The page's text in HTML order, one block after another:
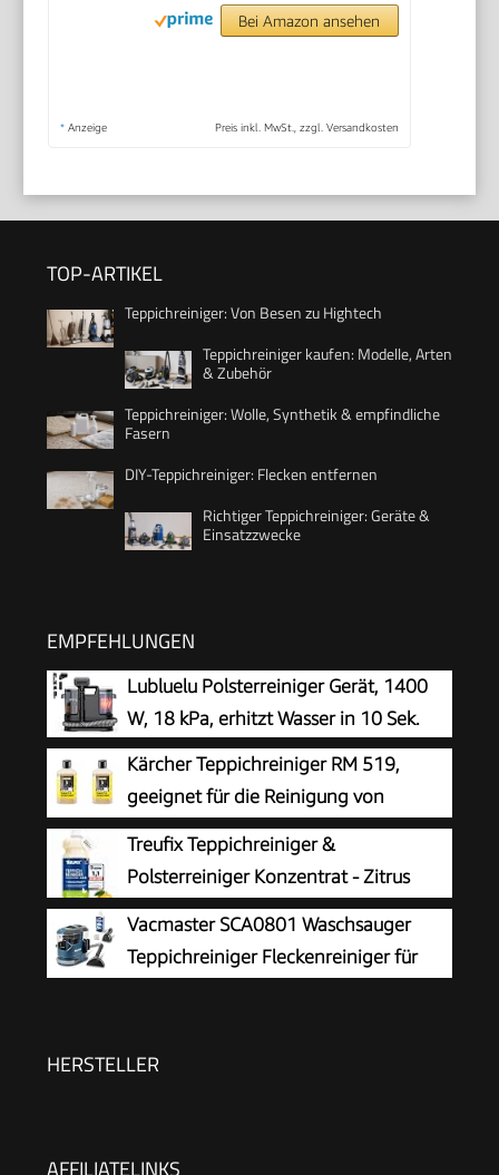
Bei Amazon ansehen
* Anzeige Preis inkl. MwSt., zzgl. Versandkosten
TOP-ARTIKEL
Teppichreiniger: Von Besen zu Hightech
Teppichreiniger kaufen: Modelle, Arten
& Zubehör
Teppichreiniger: Wolle, Synthetik & empfindliche
Fasern
DIY-Teppichreiniger: Flecken entfernen
Richtiger Teppichreiniger: Geräte &
Einsatzzwecke
EMPFEHLUNGEN
Lubluelu Polsterreiniger Gerät, 1400
W, 18 kPa, erhitzt Wasser in 10 Sek.
Kärcher Teppichreiniger RM 519,
geeignet für die Reinigung von
Teppichböden, Polstern, Autositzen
etc., 1l Konzentrat ergeben verdünnt 40l
Reinigungsmittel (Packung mit 2)
Treufix Teppichreiniger &
Polsterreiniger Konzentrat - Zitrus
Vacmaster SCA0801 Waschsauger
Teppichreiniger Fleckenreiniger für
Saugkraft Wasser Waschen Dekontamination |
HERSTELLER
AFFILIATELINKS